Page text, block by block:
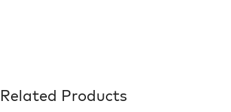
Related Products